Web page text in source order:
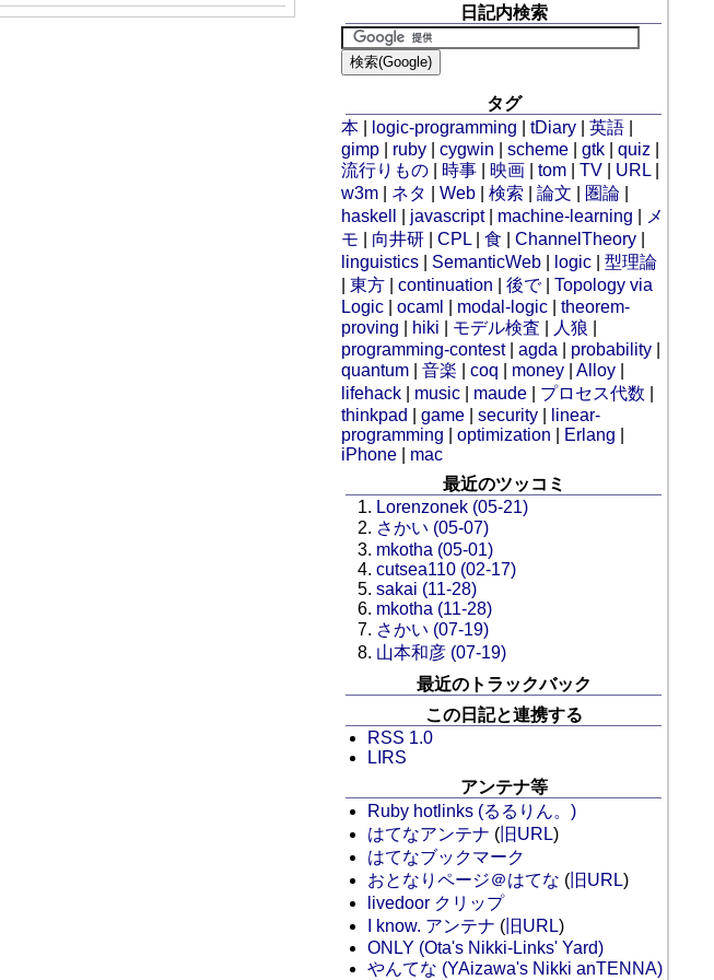
日記内検索
タグ
本
logic-programming |tDiary |英語
gimp
ruby |cygwin |scheme |gtk |quiz
流行りもの
時事 映画 |tom |TV URL
w3m
ネタ |Web |検索 |論文 圏論
haskell
javascript| machine-learning
メ
モ
向井研 |CPL |食 |ChannelTheory
linguistics
SemanticWeb logic |型理論
|東方 |continuation |後で|Topology via
Logic |ocaml modal-logic |theorem-
proving
hiki モデル検査 人狼
programming-contest|agda probability
quantum |音楽 |coq money |Alloy
lifehack
music maude プロセス代数
thinkpad
|game |security
linear-
programming |optimization Erlang
iPhone
mac
最近のツッコミ
Lorenzonek (05-21)
さかい (05-07)
mkotha (05-01)
cutsea110 (02-17)
sakai (11-28)
mkotha (11-28)
さかい (07-19)
山本和彦 (07-19)
最近のトラックバック
この日記と連携する
RSS 1.0
LIRS
アンテナ等
Ruby hotlinks (るるりん。)
はてなアンテナ ( 旧URL)
はてなブックマーク
おとなりページ＠はてな ( 旧URL)
livedoor クリップ
I know. アンテナ ( 旧URL)
ONLY (Ota's Nikki-Links' Yard)
やんてな (YAizawa's Nikki anTENNA)